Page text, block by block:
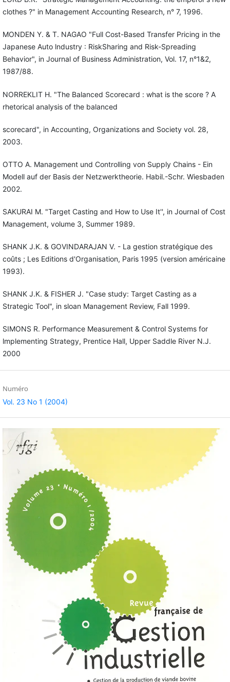
clothes ?" in Management Accounting Research, n° 7, 1996.
MONDEN Y. & T. NAGAO "Full Cost-Based Transfer Pricing in the
Japanese Auto lndustry : RiskSharing and Risk-Spreading
Behavior", in Journal of Business Administration, Vol. 17, n°1&2,
1987/88.
NORREKLIT H. "The Balanced Scorecard : what is the score ? A
rhetorical analysis of the balanced
scorecard", in Accounting, Organizations and Society vol. 28,
2003.
OTTO A. Management und Controlling von Supply Chains - Ein
Modell auf der Basis der Netzwerktheorie. Habil.-Schr. Wiesbaden
2002.
SAKURAI M. "Target Casting and How to Use It'', in Journal of Cost
Management, volume 3, Summer 1989.
SHANK J.K. & GOVINDARAJAN V. - La gestion stratégique des
coûts ; Les Editions d'Organisation, Paris 1995 (version américaine
1993).
SHANK J.K. & FISHER J. "Case study: Target Casting as a
Strategic Tool", in sloan Management Review, Fall 1999.
SIMONS R. Performance Measurement & Control Systems for
lmplementing Strategy, Prentice Hall, Upper Saddle River N.J.
2000
Numéro
Vol. 23 No 1 (2004)